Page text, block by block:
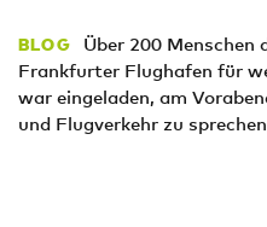
BLOG
Über 200
Frankfurter Flughafen für
war eingeladen, am
und Flugverkehr zu